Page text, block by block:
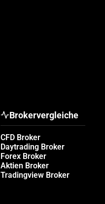
Brokervergleiche
CFD Broker
Daytrading Broker
Forex Broker
Aktien Broker
Tradingview Broker